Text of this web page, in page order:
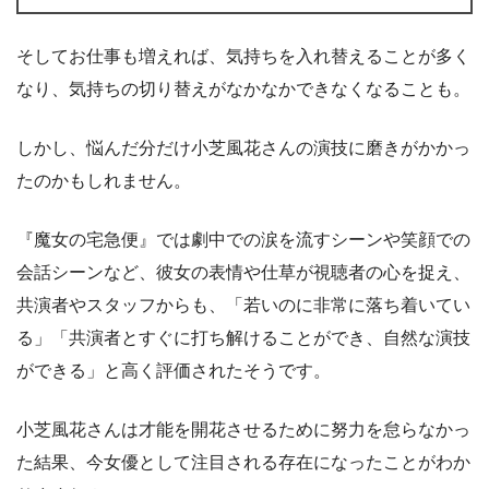
そしてお仕事も増えれば、気持ちを入れ替えることが多く
なり、気持ちの切り替えがなかなかできなくなることも。
しかし、悩んだ分だけ小芝風花さんの演技に磨きがかかっ
たのかもしれません。
『魔女の宅急便』では劇中での涙を流すシーンや笑顔での
会話シーンなど、彼女の表情や仕草が視聴者の心を捉え、
共演者やスタッフからも、「若いのに非常に落ち着いてい
る」「共演者とすぐに打ち解けることができ、自然な演技
ができる」と高く評価されたそうです。
小芝風花さんは才能を開花させるために努力を怠らなかっ
た結果、今女優として注目される存在になったことがわか